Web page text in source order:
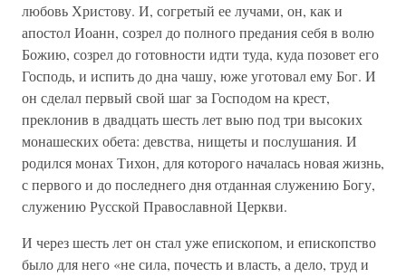
любовь Христову. И, согретый ее лучами, он, как и
апостол Иоанн, созрел до полного предания себя в волю
Божию, созрел до готовности идти туда, куда позовет его
Господь, и испить до дна чашу, юже уготовал ему Бог. И
он сделал первый свой шаг за Господом на крест,
преклонив в двадцать шесть лет выю под три высоких
монашеских обета: девства, нищеты и послушания. И
родился монах Тихон, для которого началась новая жизнь,
с первого и до последнего дня отданная служению Богу,
служению Русской Православной Церкви.
И через шесть лет он стал уже епископом, и епископство
было для него «не сила, почесть и власть, а дело, труд и